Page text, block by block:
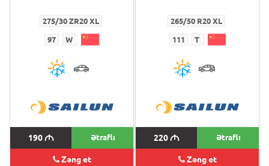
275/30 ZR20 XL
97 W
190M Ətraflı
Zəng et
265/50 R20 XL
111 T
220M Ətraflı
Zəng et